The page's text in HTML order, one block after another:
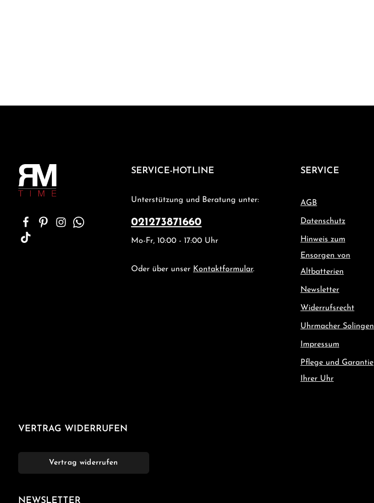
SERVICE-HOTLINE
Unterstützung und Beratung unter:
021273871660
Mo-Fr, 10:00 - 17:00 Uhr
Oder über unser Kontaktformular.
SERVICE
AGB
Datenschutz
Hinweis zum
Ensorgen von
Altbatterien
Newsletter
Widerrufsrecht
Uhrmacher Solingen
Impressum
Pflege und Garantie
Ihrer Uhr
VERTRAG WIDERRUFEN
Vertrag widerrufen
NEWSLETTER